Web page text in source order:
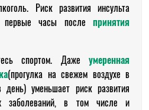
Риск развития инсульта
часы после принятия
спортом. Даже умеренная
(прогулка на свежем воздухе в
уменьшает риск развития
заболеваний, в том числе и